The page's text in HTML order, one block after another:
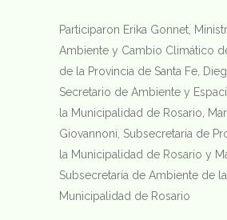
Participaron Erika Gonnet,
Ambiente y Cambio Climático
de la Provincia de Santa Fe,
Secretario de Ambiente y
la Municipalidad de Rosario,
Giovannoni, Subsecretaria de
la Municipalidad de Rosario y
Subsecretaría de Ambiente de la
Municipalidad de Rosario